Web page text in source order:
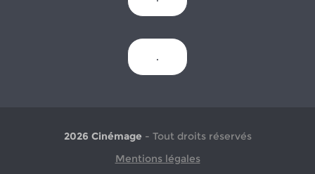
.
2026 Cinémage - Tout droits réservés
Mentions légales